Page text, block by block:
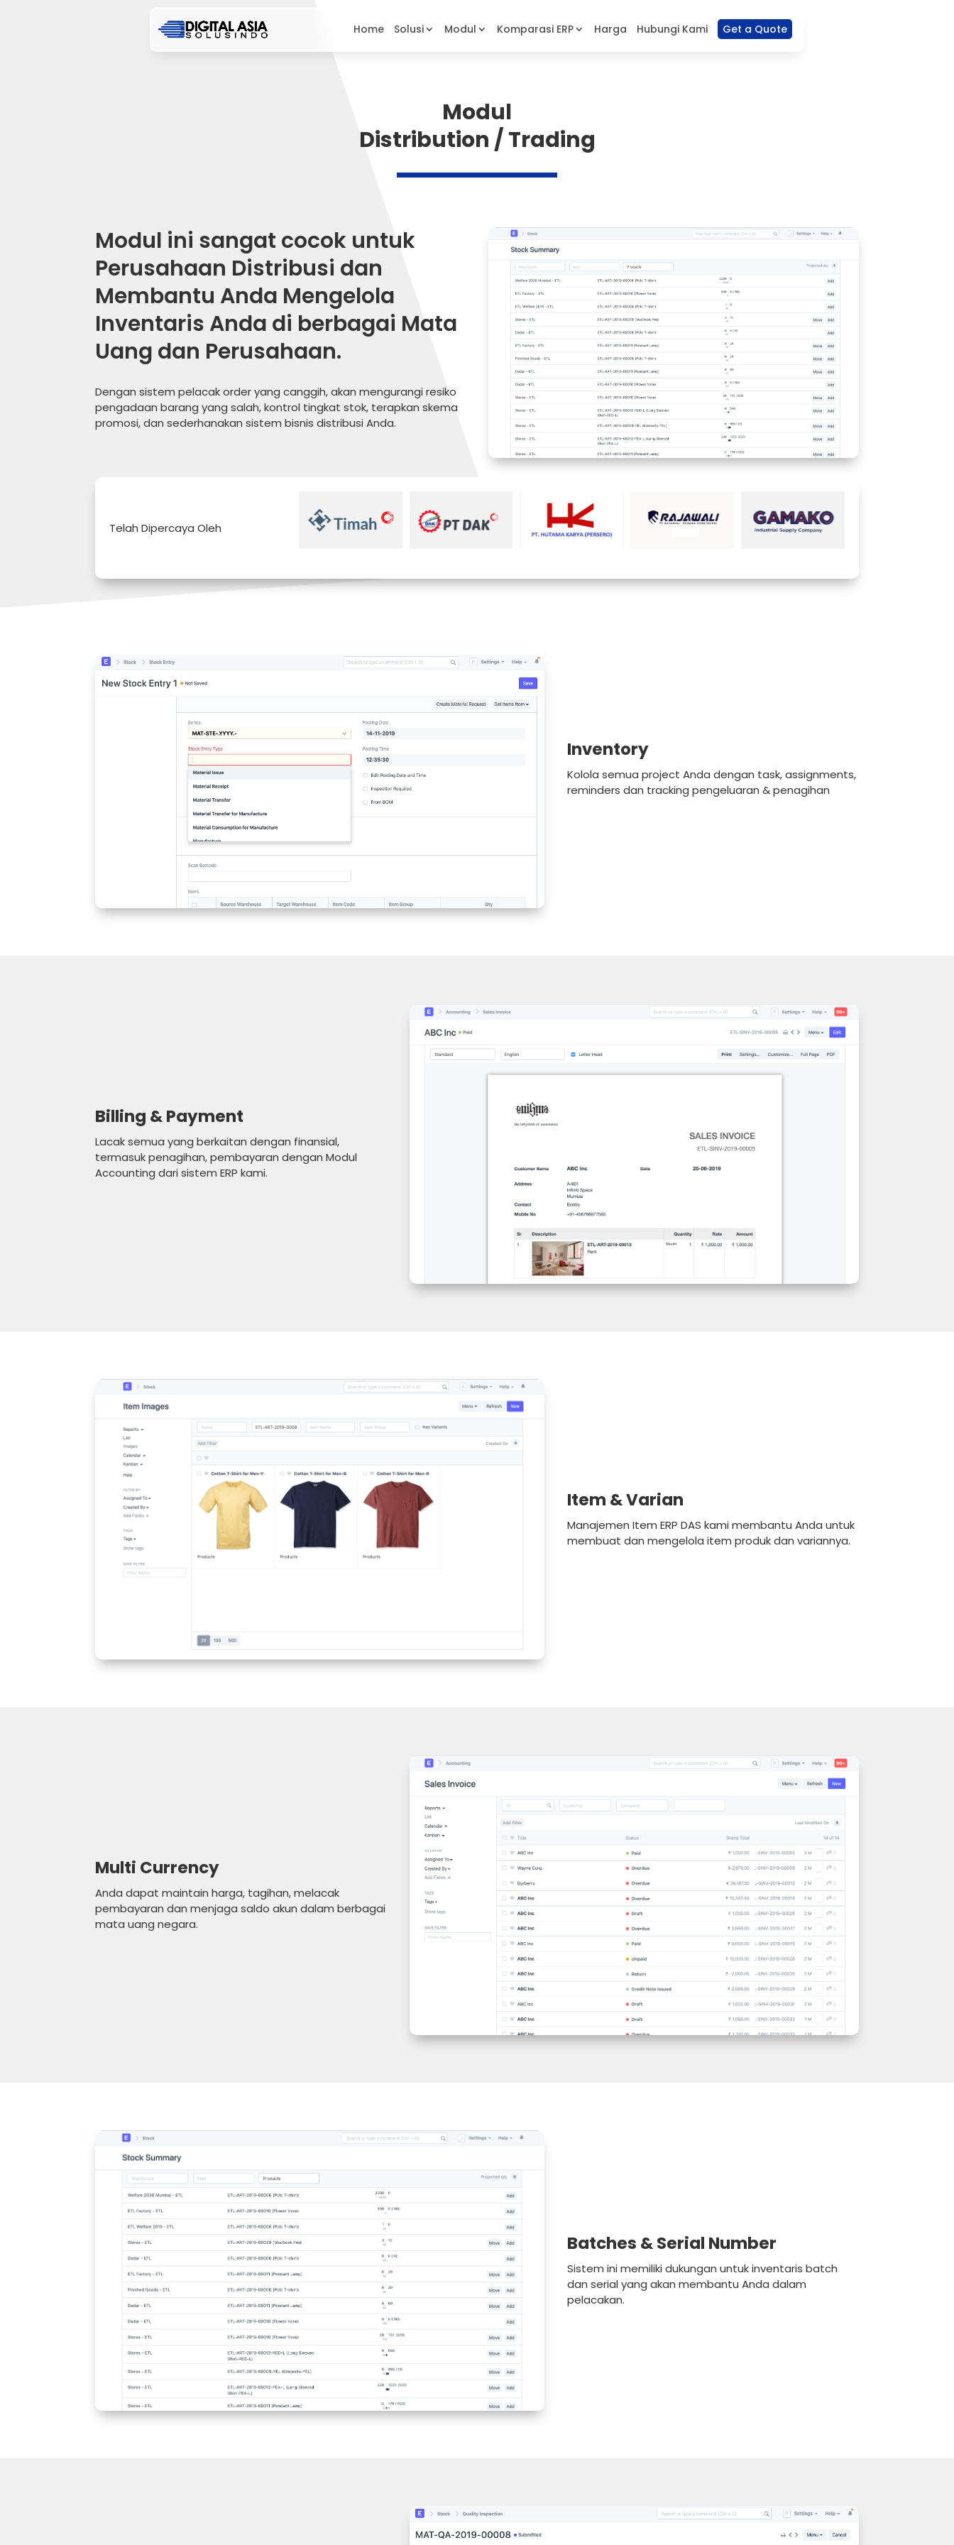
Home Solusi Modul Komparasi ERP Harga Hubungi Kami
Modul
Distribution / Trading
Modul ini sangat cocok untuk
Perusahaan Distribusi dan
Membantu Anda Mengelola
Inventaris Anda di berbagai Mata
Uang dan Perusahaan.
Dengan sistem pelacak order yang canggih, akan mengurangi resiko
pengadaan barang yang salah, kontrol tingkat stok, terapkan skema
promosi, dan sederhanakan sistem bisnis distribusi Anda.
Telah Dipercaya Oleh
Inventory
Kolola semua project Anda dengan task, assignments,
reminders dan tracking pengeluaran & penagihan
Billing & Payment
Lacak semua yang berkaitan dengan finansial,
termasuk penagihan, pembayaran dengan Modul
Accounting dari sistem ERP kami.
Item & Varian
Manajemen Item ERP DAS kami membantu Anda untuk
membuat dan mengelola item produk dan variannya.
Multi Currency
Anda dapat maintain harga, tagihan, melacak
pembayaran dan menjaga saldo akun dalam berbagai
mata uang negara.
Batches & Serial Number
Sistem ini memiliki dukungan untuk inventaris batch
dan serial yang akan membantu Anda dalam
pelacakan.